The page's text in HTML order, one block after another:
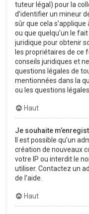
tuteur légal) pour la
d’identifier un mineur
sûr que cela
ou que quelqu’un le
juridique pour obtenir
les propriétaires de ce
conseils juridiques et
questions légales de
mentionnées dans la
ou les questions
Haut
Je souhaite
Il est possible qu’un
création de nouveaux
votre IP ou interdit le
utiliser. Contactez un
de l’aide.
Haut